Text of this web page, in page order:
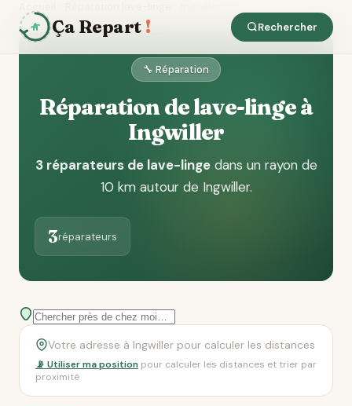
Ça Repart ! Rechercher
🔧 Réparation
Réparation de lave-linge à
Ingwiller
3 réparateurs de lave-lingedans un rayon de
10 km autour de Ingwiller.
3réparateurs
📡 Utiliser ma position pour calculer les distances et trier par
proximité